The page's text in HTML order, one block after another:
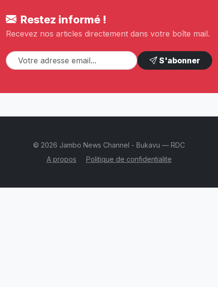
Restez informé !
Recevez nos articles directement dans votre boîte mail.
S'abonner
© 2026 Jambo News Channel - Bukavu — RDC
A propos
Politique de confidentialite